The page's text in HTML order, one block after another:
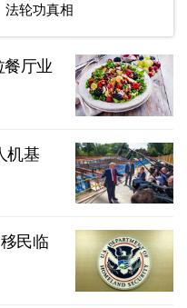
法轮功真相
餐厅业
机基
民临